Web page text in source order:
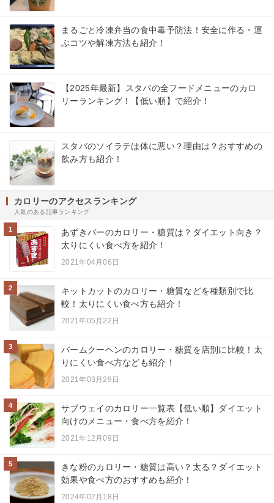
まるごと冷凍弁当の食中毒予防法！安全に作る・運
ぶコツや解凍方法も紹介！
【2025年最新】スタバの全フードメニューのカロ
リーランキング！【低い順】で紹介！
スタバのソイラテは体に悪い？理由は？おすすめの
飲み方も紹介！
カロリーのアクセスランキング
人気のある記事ランキング
1
あずきバーのカロリー・糖質は？ダイエット向き？
太りにくい食べ方を紹介！
2021年04月06日
2
キットカットのカロリー・糖質などを種類別で比
較！太りにくい食べ方も紹介！
2021年05月22日
3
バームクーヘンのカロリー・糖質を店別に比較！太
りにくい食べ方なども紹介！
2021年03月29日
4
サブウェイのカロリー一覧表【低い順】ダイエット
向けのメニュー・食べ方を紹介！
2021年12月09日
5
きな粉のカロリー・糖質は高い？太る？ダイエット
効果や食べ方のおすすめも紹介！
2024年02月18日